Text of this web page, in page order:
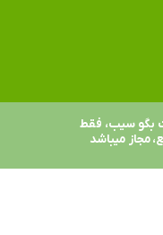
بگو سیب، فقط
مجاز میباشد